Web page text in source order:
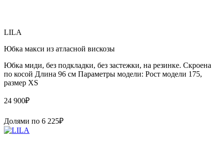
LILA
Юбка макси из атласной вискозы
Юбка миди, без подкладки, без застежки, на резинке. Скроена
по косой Длина 96 см Параметры модели: Рост модели 175,
размер XS
24 900₽
Долями по 6 225₽